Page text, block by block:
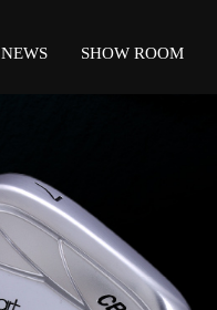
NEWS SHOW ROOM